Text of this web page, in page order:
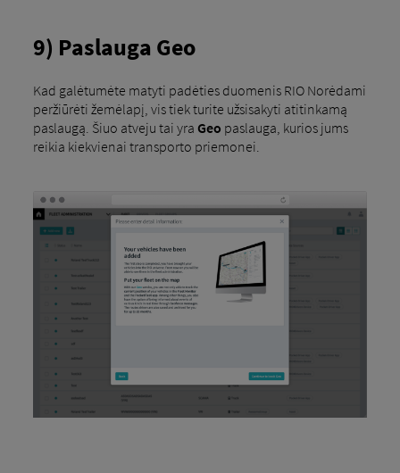
9) Paslauga Geo
Kad galėtumėte matyti padėties duomenis RIO Norėdami
peržiūrėti žemėlapį, vis tiek turite užsisakyti atitinkamą
paslaugą. Šiuo atveju tai yra Geo paslauga, kurios jums
reikia kiekvienai transporto priemonei.